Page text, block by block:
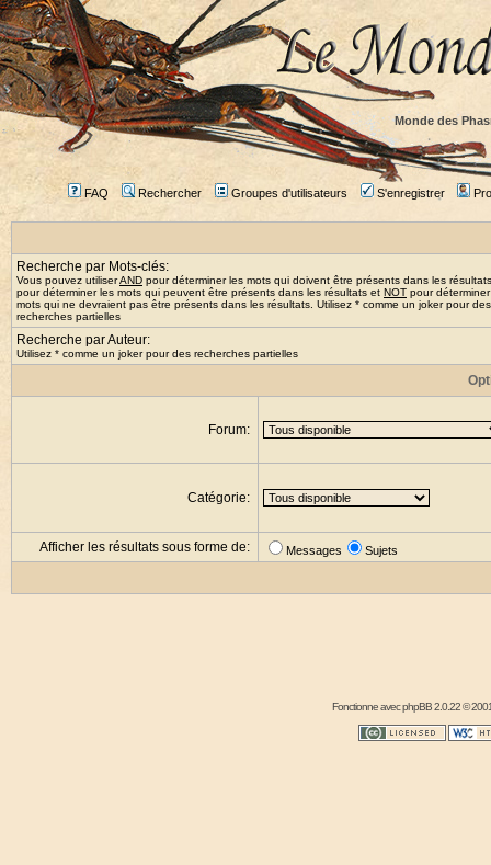
Monde des
FAQ Rechercher Groupes d'utilisateurs S'enregistrer
Recherche par Mots-clés:
Vous pouvez utiliserAND pour déterminer les mots qui doivent être présents dans les
pour déterminer les mots qui peuvent être présents dans les résultats et NOT pour
mots qui ne devraient pas être présents dans les résultats. Utilisez * comme un joker pour des
recherches partielles
Recherche par Auteur:
Utilisez * comme un joker pour des recherches partielles
Forum:
Catégorie:
Afficher les résultats sous forme de: Messages Sujets
Fonctionne avecphpBB2.0.22 ©